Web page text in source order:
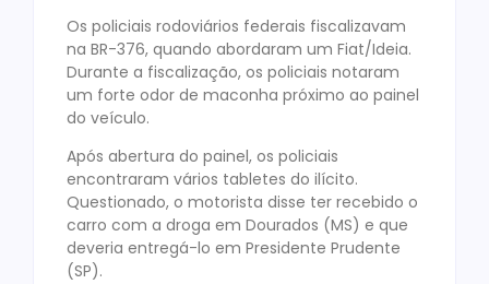
Os policiais rodoviários federais fiscalizavam
na BR-376, quando abordaram um Fiat/Ideia.
Durante a fiscalização, os policiais notaram
um forte odor de maconha próximo ao painel
do veículo.
Após abertura do painel, os policiais
encontraram vários tabletes do ilícito.
Questionado, o motorista disse ter recebido o
carro com a droga em Dourados (MS) e que
deveria entregá-lo em Presidente Prudente
(SP).